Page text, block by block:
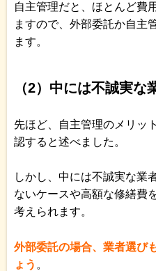
自主管理だと、ほとんど費
ますので、外部委託か自主
ます。
（2）中には不誠実な
先ほど、自主管理のメリッ
認すると述べました。
しかし、中には不誠実な業
ないケースや高額な修繕費
考えられます。
外部委託の場合、業者選び
ょう 。